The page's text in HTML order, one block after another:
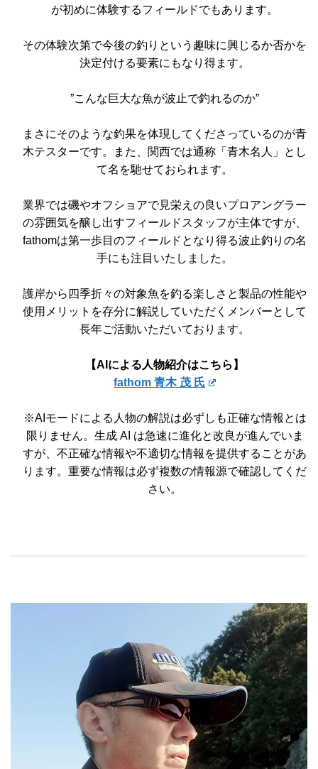
が初めに体験するフィールドでもあります。
その体験次第で今後の釣りという趣味に興じるか否かを
決定付ける要素にもなり得ます。
”こんな巨大な魚が波止で釣れるのか”
まさにそのような釣果を体現してくださっているのが青
木テスターです。また、関西では通称「青木名人」とし
て名を馳せておられます。
業界では磯やオフショアで見栄えの良いプロアングラー
の雰囲気を醸し出すフィールドスタッフが主体ですが、
fathomは第一歩目のフィールドとなり得る波止釣りの名
手にも注目いたしました。
護岸から四季折々の対象魚を釣る楽しさと製品の性能や
使用メリットを存分に解説していただくメンバーとして
長年ご活動いただいております。
【AIによる人物紹介はこちら】
fathom 青木 茂 氏
※AIモードによる人物の解説は必ずしも正確な情報とは
限りません。生成 AI は急速に進化と改良が進んでいま
すが、不正確な情報や不適切な情報を提供することがあ
ります。重要な情報は必ず複数の情報源で確認してくだ
さい。